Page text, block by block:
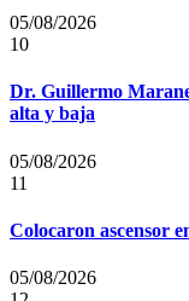
05/08/2026
10
Dr. Guillermo
alta y baja
05/08/2026
11
Colocaron ascensor
05/08/2026